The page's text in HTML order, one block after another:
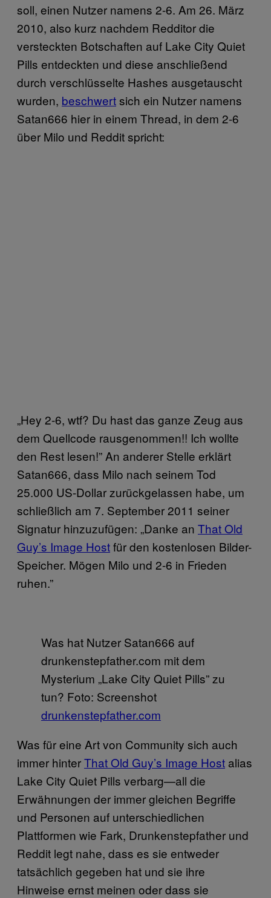
soll, einen Nutzer namens 2-6. Am 26. März
2010, also kurz nachdem Redditor die
versteckten Botschaften auf Lake City Quiet
Pills entdeckten und diese anschließend
durch verschlüsselte Hashes ausgetauscht
wurden, beschwertsich ein Nutzer namens
Satan666 hier in einem Thread, in dem 2-6
über Milo und Reddit spricht:
„Hey 2-6, wtf? Du hast das ganze Zeug aus
dem Quellcode rausgenommen!! Ich wollte
den Rest lesen!” An anderer Stelle erklärt
Satan666, dass Milo nach seinem Tod
25.000 US-Dollar zurückgelassen habe, um
schließlich am 7. September 2011 seiner
Signatur hinzuzufügen: „Danke an That Old
Guy’s Image Hostfür den kostenlosen Bilder-
Speicher. Mögen Milo und 2-6 in Frieden
ruhen.”
Was hat Nutzer Satan666 auf
drunkenstepfather.com mit dem
Mysterium „Lake City Quiet Pills” zu
tun? Foto: Screenshot
drunkenstepfather.com
Was für eine Art von Community sich auch
immer hinterThat Old Guy’s Image Host alias
Lake City Quiet Pills verbarg—all die
Erwähnungen der immer gleichen Begriffe
und Personen auf unterschiedlichen
Plattformen wie Fark, Drunkenstepfather und
Reddit legt nahe, dass es sie entweder
tatsächlich gegeben hat und sie ihre
Hinweise ernst meinen oder dass sie